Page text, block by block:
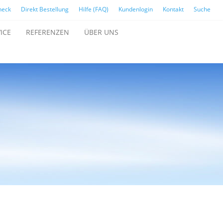
Direkt Bestellung Hilfe (FAQ) Kundenlogin Kontakt Suche
REFERENZEN ÜBER UNS